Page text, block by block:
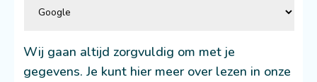
Wij gaan altijd zorgvuldig om met je
gegevens. Je kunt hier meer over lezen in onze